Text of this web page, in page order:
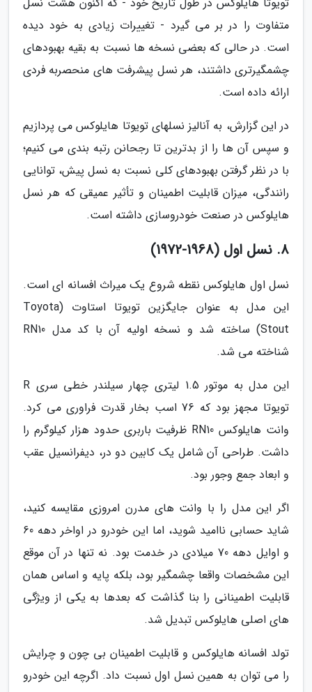
متفاوت را در بر می گیرد - تغییرات زیادی به خود دیده
است. در حالی که بعضی نسخه ها نسبت به بقیه بهبودهای
چشمگیرتری داشتند، هر نسل پیشرفت های منحصربه فردی
ارائه داده است.
در این گزارش، به آنالیز نسلهای تویوتا هایلوکس می پردازیم
و سپس آن ها را از بدترین تا رجحانن رتبه بندی می کنیم؛
با در نظر گرفتن بهبودهای کلی نسبت به نسل پیش، توانایی
رانندگی، میزان قابلیت اطمینان و تأثیر عمیقی که هر نسل
هایلوکس در صنعت خودروسازی داشته است.
8. نسل اول (1968-1972)
نسل اول هایلوکس نقطه شروع یک میراث افسانه ای است.
این مدل به عنوان جایگزین تویوتا استاوت (Toyota
Stout) ساخته شد و نسخه اولیه آن با کد مدل RN10
شناخته می شد.
این مدل به موتور 1.5 لیتری چهار سیلندر خطی سری R
تویوتا مجهز بود که 76 اسب بخار قدرت فراوری می کرد.
وانت هایلوکس RN10 ظرفیت باربری حدود هزار کیلوگرم را
داشت. طراحی آن شامل یک کابین دو در، دیفرانسیل عقب
و ابعاد جمع وجور بود.
اگر این مدل را با وانت های مدرن امروزی مقایسه کنید،
شاید حسابی ناامید شوید، اما این خودرو در اواخر دهه 60
و اوایل دهه 70 میلادی در خدمت بود. نه تنها در آن موقع
این مشخصات واقعا چشمگیر بود، بلکه پایه و اساس همان
قابلیت اطمینانی را بنا گذاشت که بعدها به یکی از ویژگی
های اصلی هایلوکس تبدیل شد.
تولد افسانه هایلوکس و قابلیت اطمینان بی چون و چرایش
را می توان به همین نسل اول نسبت داد. اگرچه این خودرو